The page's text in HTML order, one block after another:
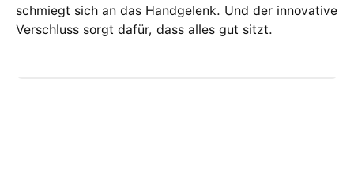
schmiegt sich an das Handgelenk. Und der innovative
Verschluss sorgt dafür, dass alles gut sitzt.